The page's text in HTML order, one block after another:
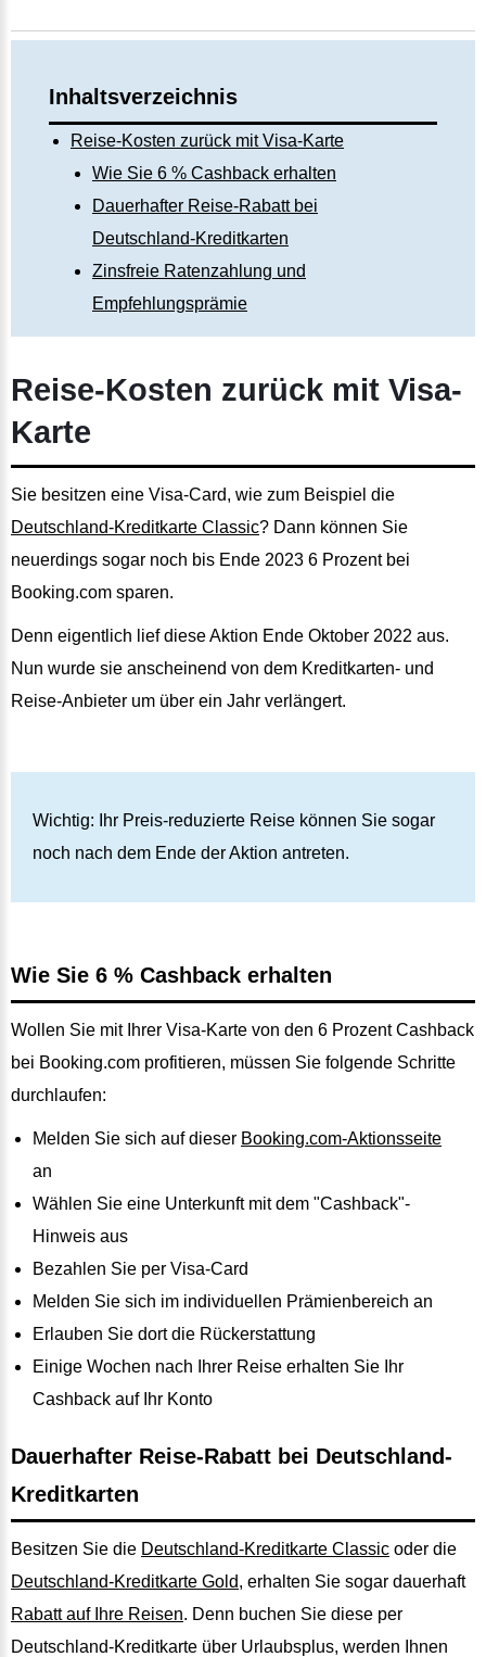
Inhaltsverzeichnis
Reise-Kosten zurück mit Visa-Karte
Wie Sie 6 % Cashback erhalten
Dauerhafter Reise-Rabatt bei
Deutschland-Kreditkarten
Zinsfreie Ratenzahlung und
Empfehlungsprämie
Reise-Kosten zurück mit Visa-
Karte
Sie besitzen eine Visa-Card, wie zum Beispiel die
Deutschland-Kreditkarte Classic? Dann können Sie
neuerdings sogar noch bis Ende 2023 6 Prozent bei
Booking.com sparen.
Denn eigentlich lief diese Aktion Ende Oktober 2022 aus.
Nun wurde sie anscheinend von dem Kreditkarten- und
Reise-Anbieter um über ein Jahr verlängert.
Wichtig: Ihr Preis-reduzierte Reise können Sie sogar
noch nach dem Ende der Aktion antreten.
Wie Sie 6 % Cashback erhalten
Wollen Sie mit Ihrer Visa-Karte von den 6 Prozent Cashback
bei Booking.com profitieren, müssen Sie folgende Schritte
durchlaufen:
Melden Sie sich auf dieser Booking.com-Aktionsseite
an
Wählen Sie eine Unterkunft mit dem "Cashback"-
Hinweis aus
Bezahlen Sie per Visa-Card
Melden Sie sich im individuellen Prämienbereich an
Erlauben Sie dort die Rückerstattung
Einige Wochen nach Ihrer Reise erhalten Sie Ihr
Cashback auf Ihr Konto
Dauerhafter Reise-Rabatt bei Deutschland-
Kreditkarten
Besitzen Sie die Deutschland-Kreditkarte Classic oder die
Deutschland-Kreditkarte Gold, erhalten Sie sogar dauerhaft
Rabatt auf Ihre Reisen. Denn buchen Sie diese per
Deutschland-Kreditkarte über Urlaubsplus, werden Ihnen